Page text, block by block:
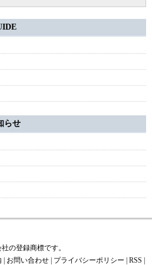
らせ
の登録商標です。
お問い合わせ プライバシーポリシー RSS